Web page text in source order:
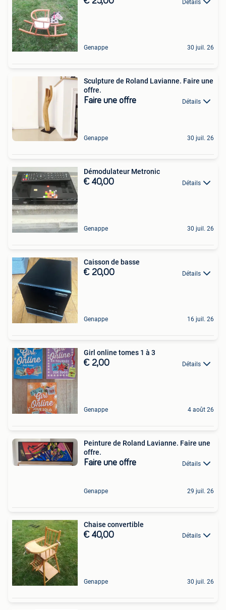
Détails
Genappe 30 juil. 26
Sculpture de Roland Lavianne. Faire une
offre.
Faire une offre Détails
Genappe 30 juil. 26
Démodulateur Metronic
€ 40,00 Détails
Genappe 30 juil. 26
Caisson de basse
€ 20,00 Détails
Genappe 16 juil. 26
Girl online tomes 1 à 3
€ 2,00 Détails
Genappe 4 août 26
Peinture de Roland Lavianne. Faire une
offre.
Faire une offre Détails
Genappe 29 juil. 26
Chaise convertible
€ 40,00 Détails
Genappe 30 juil. 26